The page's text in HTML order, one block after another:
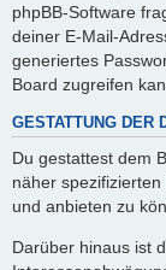
phpBB-Software
deiner E-Mail-
generiertes
Board zugreifen
GESTATTUNG DER
Du gestattest dem
näher
und anbieten zu
Darüber hinaus ist